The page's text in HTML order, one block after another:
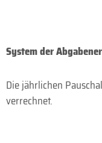
System der
Die jährlichen
verrechnet.